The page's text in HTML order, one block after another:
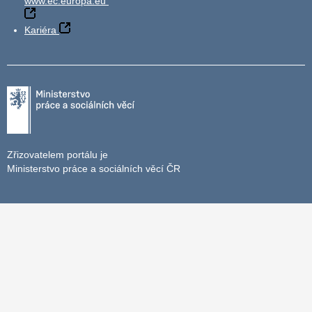
Kariéra
Zřizovatelem portálu je
Ministerstvo práce a sociálních věcí ČR